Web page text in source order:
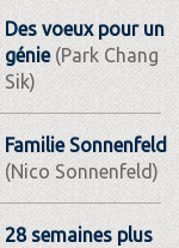
Des voeux pour un
génie(Park Chang
Sik)
Familie Sonnenfeld
(Nico Sonnenfeld)
28 semaines plus